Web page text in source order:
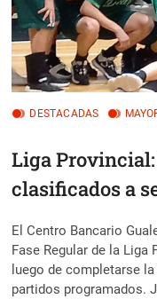
DESTACADAS
Liga
clasificados a
El Centro Bancario
Fase Regular de la Liga
luego de completarse
partidos programados.